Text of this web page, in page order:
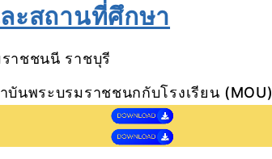
ะสถานที่ศึกษา
าชชนนี ราชบุรี
นพระบรมราชชนกกับโรงเรียน (MOU)